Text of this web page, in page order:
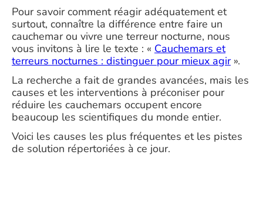
Pour savoir comment réagir adéquatement et
surtout, connaître la différence entre faire un
cauchemar ou vivre une terreur nocturne, nous
vous invitons à lire le texte : « Cauchemars et
terreurs nocturnes : distinguer pour mieux agir».
La recherche a fait de grandes avancées, mais les
causes et les interventions à préconiser pour
réduire les cauchemars occupent encore
beaucoup les scientifiques du monde entier.
Voici les causes les plus fréquentes et les pistes
de solution répertoriées à ce jour.